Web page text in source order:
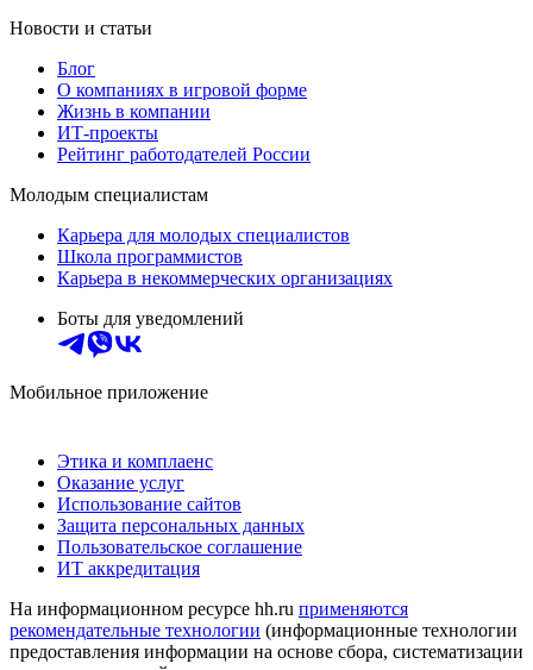
Новости и статьи
Блог
О компаниях в игровой форме
Жизнь в компании
ИТ-проекты
Рейтинг работодателей России
Молодым специалистам
Карьера для молодых специалистов
Школа программистов
Карьера в некоммерческих организациях
Боты для уведомлений
Мобильное приложение
Этика и комплаенс
Оказание услуг
Использование сайтов
Защита персональных данных
Пользовательское соглашение
ИТ аккредитация
На информационном ресурсе hh.ru применяются
рекомендательные технологии (информационные технологии
предоставления информации на основе сбора, систематизации